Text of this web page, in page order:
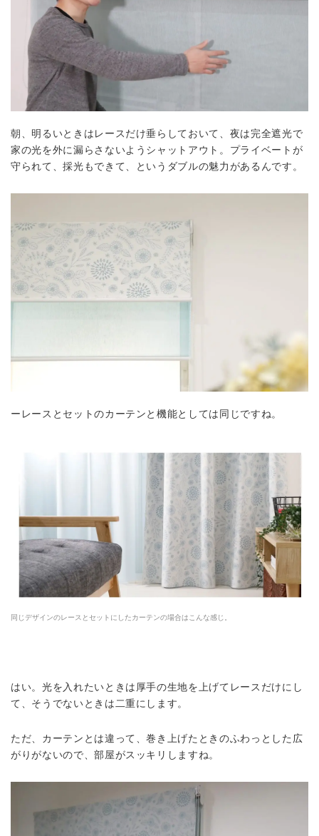
朝、明るいときはレースだけ垂らしておいて、夜は完全遮光で
家の光を外に漏らさないようシャットアウト。プライベートが
守られて、採光もできて、というダブルの魅力があるんです。
ー レースとセットのカーテンと機能としては同じですね。
同じデザインのレースとセットにしたカーテンの場合はこんな感じ。
はい。光を入れたいときは厚手の生地を上げてレースだけにし
て、そうでないときは二重にします。
ただ、カーテンとは違って、巻き上げたときのふわっとした広
がりがないので、部屋がスッキリしますね。